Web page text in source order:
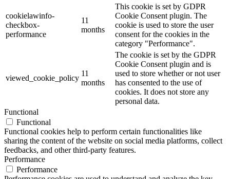
cookielawinfo-
checkbox-
performance
11
months
This cookie is set by GDPR
Cookie Consent plugin. The
cookie is used to store the user
consent for the cookies in the
category "Performance".
viewed_cookie_policy
11
months
The cookie is set by the GDPR
Cookie Consent plugin and is
used to store whether or not user
has consented to the use of
cookies. It does not store any
personal data.
Functional
Functional
Functional cookies help to perform certain functionalities like
sharing the content of the website on social media platforms, collect
feedbacks, and other third-party features.
Performance
Performance